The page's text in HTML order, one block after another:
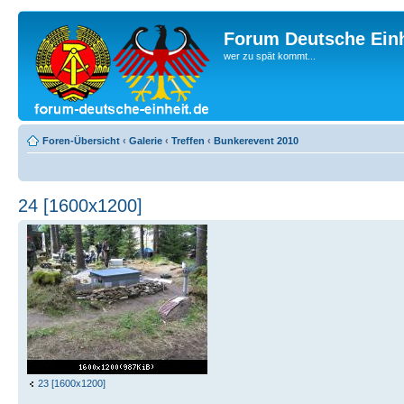
Forum Deutsche
wer zu spät kommt...
Foren-Übersicht ‹ Galerie ‹ Treffen ‹ Bunkerevent 2010
24 [1600x1200]
23 [1600x1200]